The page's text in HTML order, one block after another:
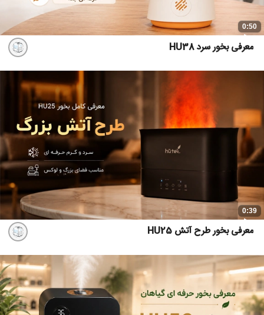
0:50
معرفی بخور سرد HU38
0:39
معرفی بخور طرح آتش HU25